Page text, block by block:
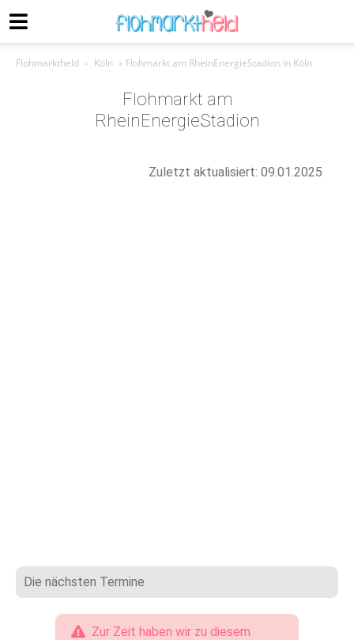
Flohmarktheld Köln Flohmarkt am RheinEnergieStadion in Köln
Flohmarkt am
RheinEnergieStadion
Zuletzt aktualisiert: 09.01.2025
Die nächsten Termine
Zur Zeit haben wir zu diesem